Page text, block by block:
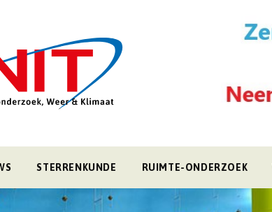
STERRENKUNDE RUIMTE-ONDERZOEK